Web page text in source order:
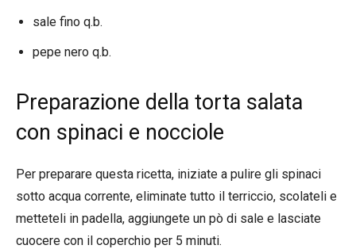
sale fino q.b.
pepe nero q.b.
Preparazione della torta salata
con spinaci e nocciole
Per preparare questa ricetta, iniziate a pulire gli spinaci
sotto acqua corrente, eliminate tutto il terriccio, scolateli e
metteteli in padella, aggiungete un pò di sale e lasciate
cuocere con il coperchio per 5 minuti.